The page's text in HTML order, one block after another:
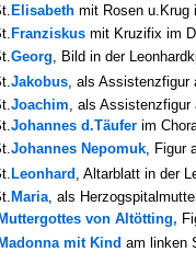
Elisabeth mit Rosen u.Krug
Franziskus mit Kruzifix im
Georg, Bild in der
Jakobus, als Assistenzfigur
Joachim, als Assistenzfigur
Johannes d.Täufer im
Johannes Nepomuk, Figur
Leonhard , Altarblatt in der
Maria, als
Muttergottes von Altötting,
Madonna mit Kind am linken